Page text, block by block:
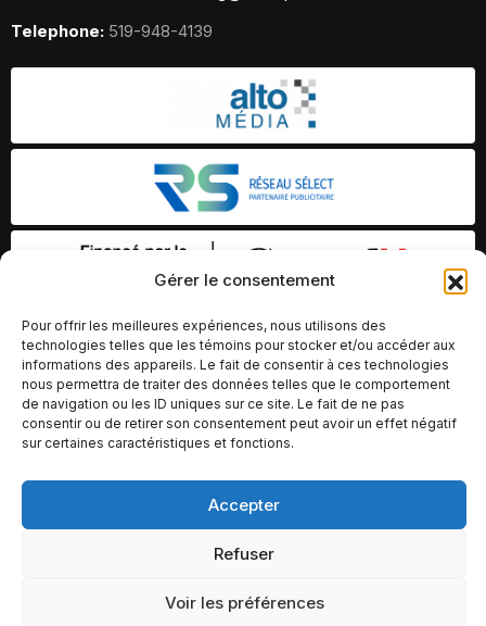
Gérer le consentement
Pour offrir les meilleures expériences, nous utilisons des
technologies telles que les témoins pour stocker et/ou accéder aux
informations des appareils. Le fait de consentir à ces technologies
nous permettra de traiter des données telles que le comportement
de navigation ou les ID uniques sur ce site. Le fait de ne pas
consentir ou de retirer son consentement peut avoir un effet négatif
sur certaines caractéristiques et fonctions.
Accepter
Refuser
Voir les préférences
Telephone: 519-948-4139
© Copyright 2026 – Altomédia Inc |
Ce site internet a été conçu et développé par Chameleon Ideas